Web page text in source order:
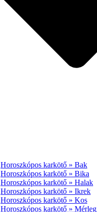
Horoszkópos karkötő » Bak
Horoszkópos karkötő » Bika
Horoszkópos karkötő » Halak
Horoszkópos karkötő » Ikrek
Horoszkópos karkötő » Kos
Horoszkópos karkötő » Mérleg